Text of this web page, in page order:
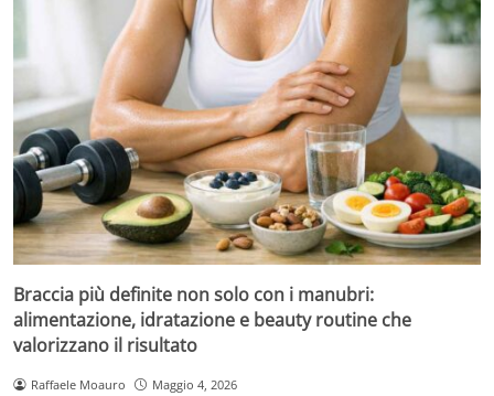
Braccia più definite non solo con i manubri:
alimentazione, idratazione e beauty routine che
valorizzano il risultato
Raffaele Moauro Maggio 4, 2026